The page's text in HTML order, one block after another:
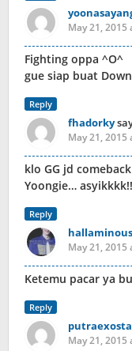
May 21, 2015
Fighting oppa ^O^
gue siap buat
Reply
fhadorky
May 21, 2015
klo GG jd
Yoongie…
Reply
hallaminous
May 21, 2015
Ketemu pacar ya
Reply
May 21, 2015